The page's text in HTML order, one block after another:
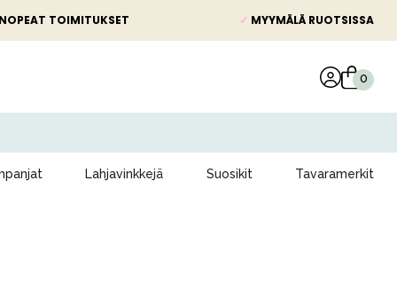
TOIMITUKSET ✓ MYYMÄLÄ RUOTSISSA
Lahjavinkkejä Suosikit Tavaramerkit